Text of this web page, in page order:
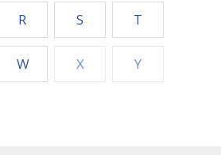
R S T
W X Y